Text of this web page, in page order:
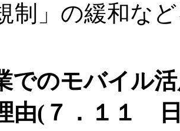
制」の緩和な
でのモバイル
由(７．１１